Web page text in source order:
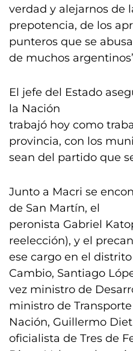
verdad y alejarnos de
prepotencia, de los
punteros que se
de muchos
El jefe del Estado
la Nación
trabajó hoy como
provincia, con los
sean del partido que
Junto a Macri se
de San Martín, el
peronista Gabriel
reelección), y el
ese cargo en el
Cambio, Santiago
vez ministro de
ministro de
Nación, Guillermo
oficialista de Tres de